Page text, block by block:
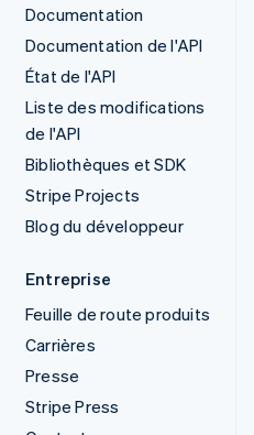
Documentation
Documentation de l'API
État de l'API
Liste des modifications
de l'API
Bibliothèques et SDK
Stripe Projects
Blog du développeur
Entreprise
Feuille de route produits
Carrières
Presse
Stripe Press